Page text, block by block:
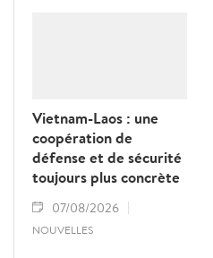
Vietnam-Laos : une
coopération de
défense et de sécurité
toujours plus concrète
07/08/2026
NOUVELLES